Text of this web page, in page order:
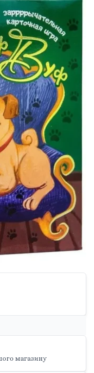
магазину